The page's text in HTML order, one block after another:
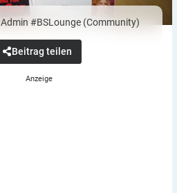
Admin #BSLounge (Community)
Beitrag teilen